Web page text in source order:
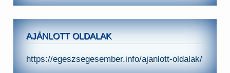
AJÁNLOTT OLDALAK
https://egeszsegesember.info/ajanlott-oldalak/